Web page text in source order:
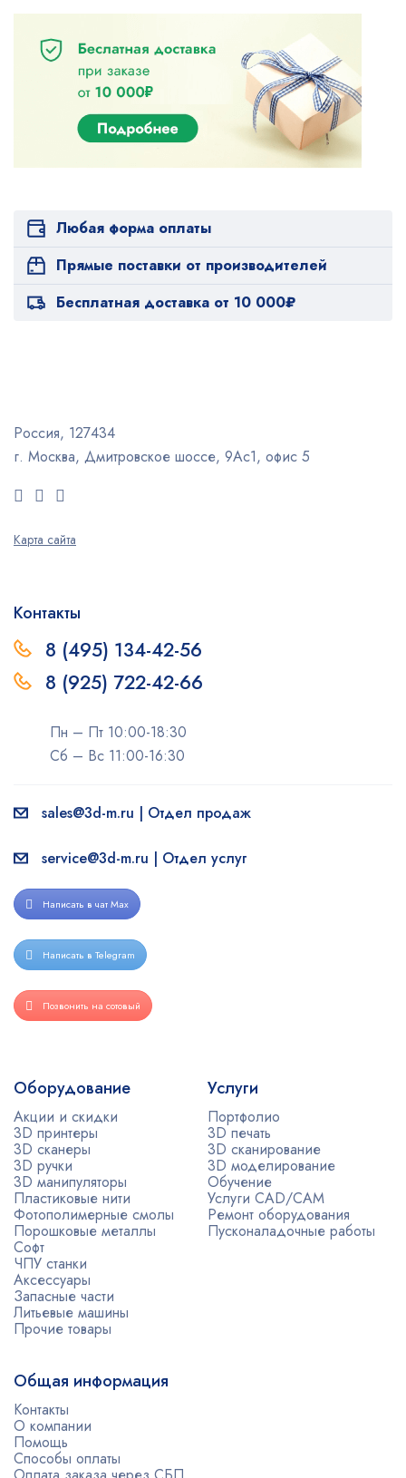
Любая форма оплаты
Прямые поставки от производителей
Бесплатная доставка от 10 000₽
Россия, 127434
г. Москва, Дмитровское шоссе, 9Ас1, офис 5
Карта сайта
Контакты
8 (495) 134-42-56
8 (925) 722-42-66
Пн – Пт 10:00-18:30
Сб – Вс 11:00-16:30
sales@3d-m.ru | Отдел продаж
service@3d-m.ru | Отдел услуг
Написать в чат Max
Написать в Telegram
Позвонить на сотовый
Оборудование
Акции и скидки
3D принтеры
3D сканеры
3D ручки
3D манипуляторы
Пластиковые нити
Фотополимерные смолы
Порошковые металлы
Софт
ЧПУ станки
Аксессуары
Запасные части
Литьевые машины
Прочие товары
Услуги
Портфолио
3D печать
3D сканирование
3D моделирование
Обучение
Услуги CAD/CAM
Ремонт оборудования
Пусконаладочные работы
Общая информация
Контакты
О компании
Помощь
Способы оплаты